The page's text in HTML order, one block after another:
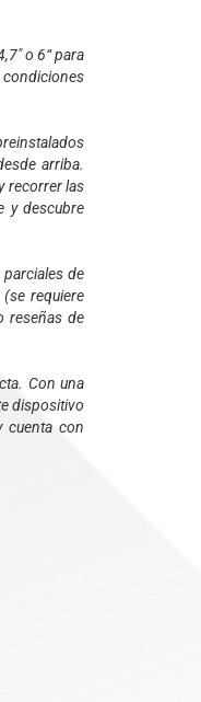
o 6“ para
arriba.
recorrer las
y descubre
de
requiere
reseñas de
Con una
dispositivo
cuenta con